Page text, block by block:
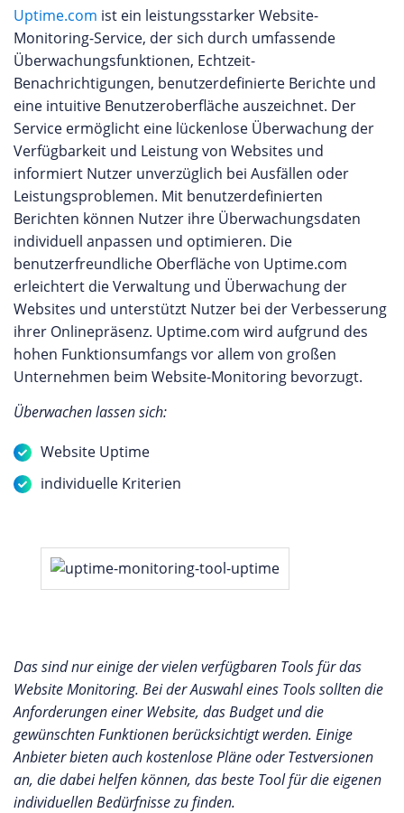
Uptime.com ist ein leistungsstarker Website-
Monitoring-Service, der sich durch umfassende
Überwachungsfunktionen, Echtzeit-
Benachrichtigungen, benutzerdefinierte Berichte und
eine intuitive Benutzeroberfläche auszeichnet. Der
Service ermöglicht eine lückenlose Überwachung der
Verfügbarkeit und Leistung von Websites und
informiert Nutzer unverzüglich bei Ausfällen oder
Leistungsproblemen. Mit benutzerdefinierten
Berichten können Nutzer ihre Überwachungsdaten
individuell anpassen und optimieren. Die
benutzerfreundliche Oberfläche von Uptime.com
erleichtert die Verwaltung und Überwachung der
Websites und unterstützt Nutzer bei der Verbesserung
ihrer Onlinepräsenz. Uptime.com wird aufgrund des
hohen Funktionsumfangs vor allem von großen
Unternehmen beim Website-Monitoring bevorzugt.
Überwachen lassen sich:
Website Uptime
individuelle Kriterien
Das sind nur einige der vielen verfügbaren Tools für das
Website Monitoring. Bei der Auswahl eines Tools sollten die
Anforderungen einer Website, das Budget und die
gewünschten Funktionen berücksichtigt werden. Einige
Anbieter bieten auch kostenlose Pläne oder Testversionen
an, die dabei helfen können, das beste Tool für die eigenen
individuellen Bedürfnisse zu finden.